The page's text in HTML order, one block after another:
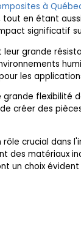
à
en étant
significatif
leur grande
les
flexibilité
créer des
rôle crucial dans
des matériaux
un choix